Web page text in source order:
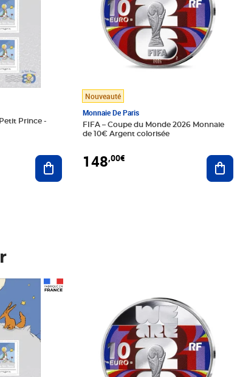
Prince -
Ajouter au panier
Nouveauté
Monnaie De Paris
FIFA – Coupe du Monde 2026 Monnaie
de 10€ Argent colorisée
148,00€